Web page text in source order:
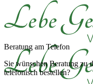
Beratung am Telefon
Sie wünschen Beratung zu
telefonisch bestellen?